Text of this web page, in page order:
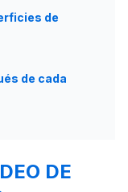
de
de cada
DE